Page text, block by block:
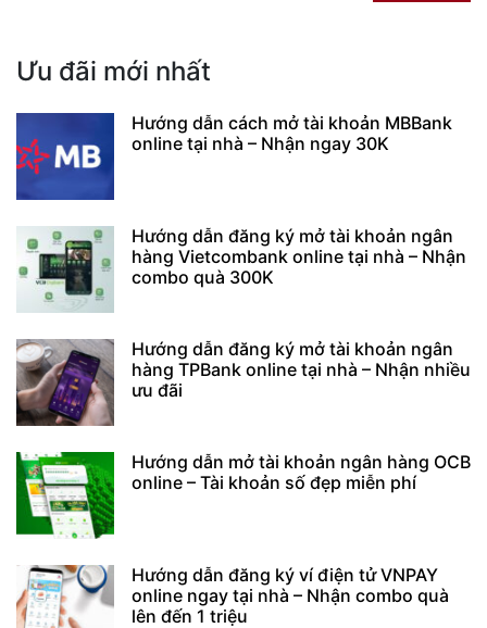
Ưu đãi mới nhất
Hướng dẫn cách mở tài khoản MBBank
online tại nhà – Nhận ngay 30K
Hướng dẫn đăng ký mở tài khoản ngân
hàng Vietcombank online tại nhà – Nhận
combo quà 300K
Hướng dẫn đăng ký mở tài khoản ngân
hàng TPBank online tại nhà – Nhận nhiều
ưu đãi
Hướng dẫn mở tài khoản ngân hàng OCB
online – Tài khoản số đẹp miễn phí
Hướng dẫn đăng ký ví điện tử VNPAY
online ngay tại nhà – Nhận combo quà
lên đến 1 triệu